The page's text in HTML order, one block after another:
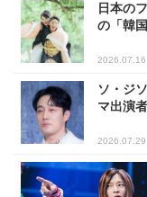
日本の
の「韓
2026.07.16
ソ・ジ
マ出演
2026.07.29